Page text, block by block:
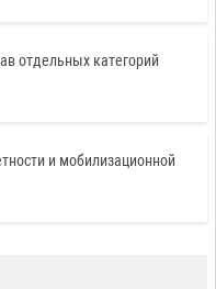
отдельных категорий
и мобилизационной